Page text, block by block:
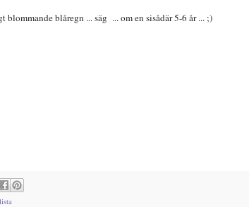
blåregn ... säg ... om en sisådär 5-6 år ... ;)